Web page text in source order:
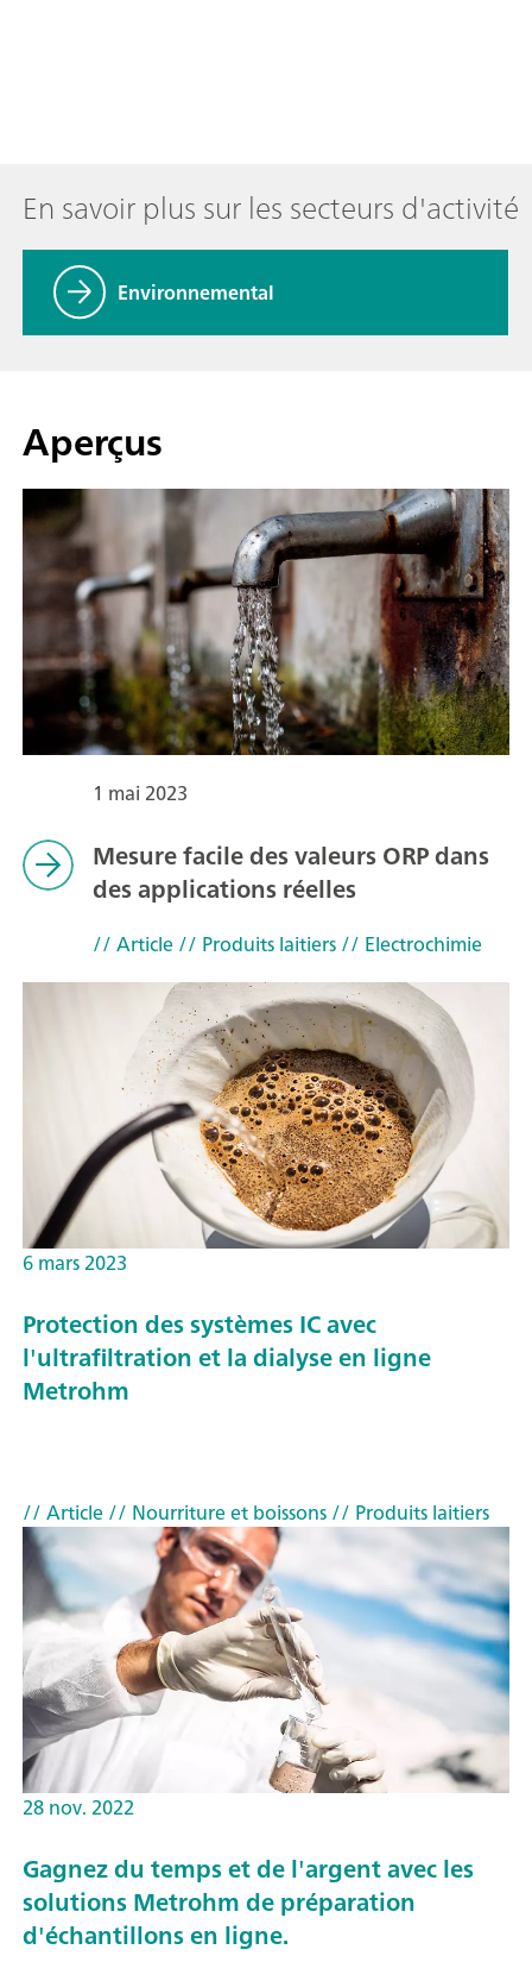
En savoir plus sur les secteurs d'activité
Environnemental
Aperçus
1 mai 2023
Mesure facile des valeurs ORP dans
des applications réelles
// Article// Produits laitiers// Electrochimie
6 mars 2023
Protection des systèmes IC avec
l'ultrafiltration et la dialyse en ligne
Metrohm
// Article// Nourriture et boissons// Produits laitiers
28 nov. 2022
Gagnez du temps et de l'argent avec les
solutions Metrohm de préparation
d'échantillons en ligne.